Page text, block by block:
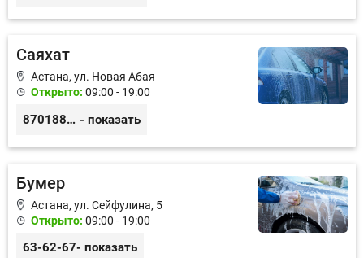
Саяхат
Астана, ул. Новая Абая
Открыто: 09:00 - 19:00
87018811684 - показать
Бумер
Астана, ул. Сейфулина, 5
Открыто: 09:00 - 19:00
63-62-67- показать